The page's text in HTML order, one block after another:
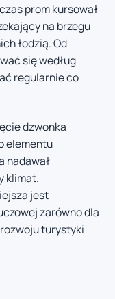
prom kursował
na brzegu
łodzią. Od
się według
regularnie co
dzwonka
elementu
nadawał
klimat.
jest
zarówno dla
turystyki